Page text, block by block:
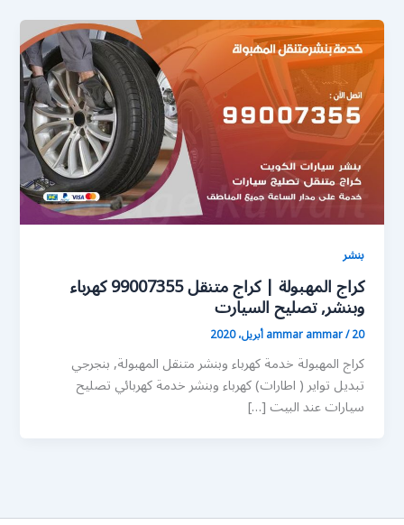
بنشر
كراج المهبولة | كراج متنقل 99007355 كهرباء
وبنشر, تصليح السيارت
ammar ammar/20 أبريل، 2020
كراج المهبولة خدمة كهرباء وبنشر متنقل المهبولة, بنجرجي
تبديل تواير ( اطارات) كهرباء وبنشر خدمة كهربائي تصليح
سيارات عند البيت […]